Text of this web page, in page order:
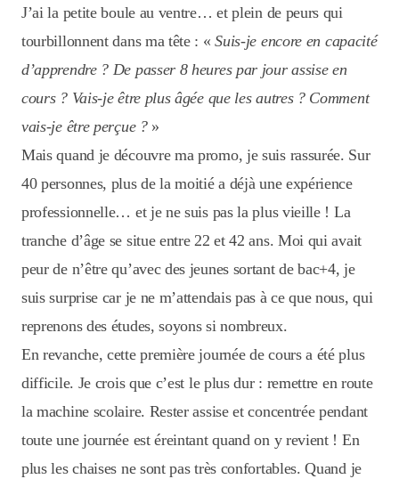
J’ai la petite boule au ventre… et plein de peurs qui
tourbillonnent dans ma tête : «Suis-je encore en capacité
d’apprendre ? De passer 8 heures par jour assise en
cours ? Vais-je être plus âgée que les autres ? Comment
vais-je être perçue ?»
Mais quand je découvre ma promo, je suis rassurée. Sur
40 personnes, plus de la moitié a déjà une expérience
professionnelle… et je ne suis pas la plus vieille ! La
tranche d’âge se situe entre 22 et 42 ans. Moi qui avait
peur de n’être qu’avec des jeunes sortant de bac+4, je
suis surprise car je ne m’attendais pas à ce que nous, qui
reprenons des études, soyons si nombreux.
En revanche, cette première journée de cours a été plus
difficile. Je crois que c’est le plus dur : remettre en route
la machine scolaire. Rester assise et concentrée pendant
toute une journée est éreintant quand on y revient ! En
plus les chaises ne sont pas très confortables. Quand je